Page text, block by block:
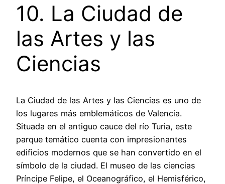
10. La Ciudad de
las Artes y las
Ciencias
La Ciudad de las Artes y las Ciencias es uno de
los lugares más emblemáticos de Valencia.
Situada en el antiguo cauce del río Turia, este
parque temático cuenta con impresionantes
edificios modernos que se han convertido en el
símbolo de la ciudad. El museo de las ciencias
Príncipe Felipe, el Oceanográfico, el Hemisférico,